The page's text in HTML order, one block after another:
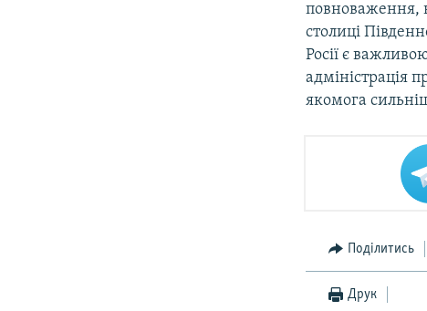
повноваження,
столиці
Росії є
адміністрація
якомога
Поділитись
Друк